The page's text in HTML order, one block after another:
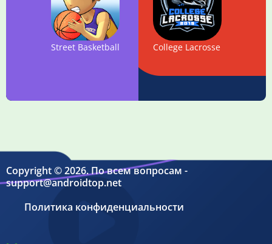
Street Basketball AssociationCollege Lacrosse 2019
Copyright © 2026. По всем вопросам -
support@androidtop.net
Политика конфиденциальности